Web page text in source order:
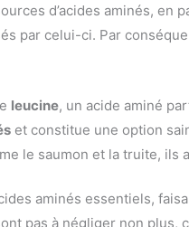
d’acides aminés,
par celui-ci. Par
leucine, un acide aminé
et constitue une option
le saumon et la truite, ils
aminés essentiels,
pas à négliger non